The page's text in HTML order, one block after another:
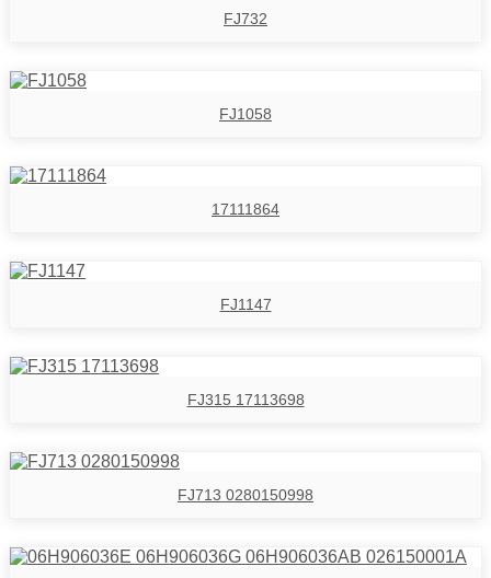
FJ732
FJ1058
17111864
FJ1147
FJ315 17113698
FJ713 0280150998